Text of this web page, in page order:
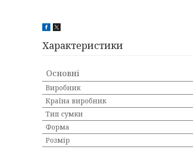
Характеристики
Основні
Виробник
Країна виробник
Тип сумки
Форма
Розмір